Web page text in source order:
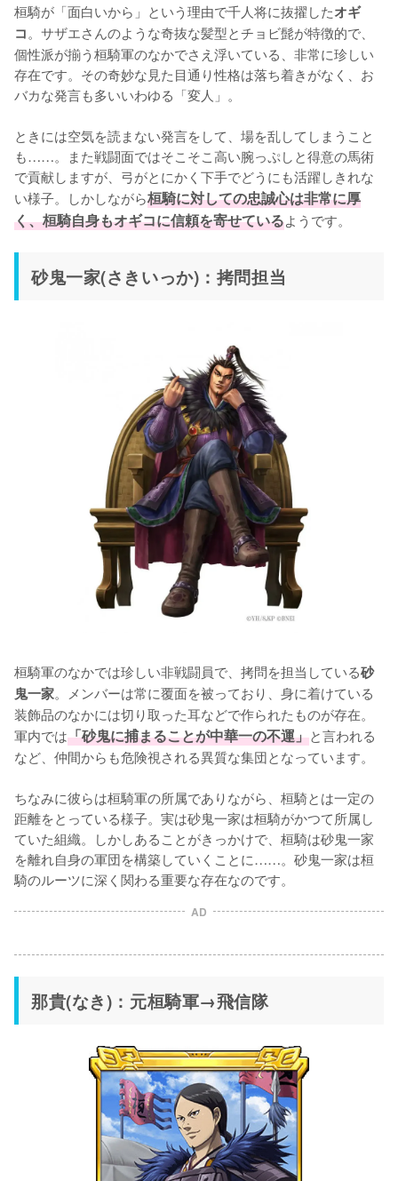
桓騎が「面白いから」という理由で千人将に抜擢したオギ
コ。サザエさんのような奇抜な髪型とチョビ髭が特徴的で、
個性派が揃う桓騎軍のなかでさえ浮いている、非常に珍しい
存在です。その奇妙な見た目通り性格は落ち着きがなく、お
バカな発言も多いいわゆる「変人」。
ときには空気を読まない発言をして、場を乱してしまうこと
も……。また戦闘面ではそこそこ高い腕っぷしと得意の馬術
で貢献しますが、弓がとにかく下手でどうにも活躍しきれな
い様子。しかしながら桓騎に対しての忠誠心は非常に厚
く、桓騎自身もオギコに信頼を寄せているようです。
砂鬼一家(さきいっか)：拷問担当
桓騎軍のなかでは珍しい非戦闘員で、拷問を担当している砂
鬼一家。メンバーは常に覆面を被っており、身に着けている
装飾品のなかには切り取った耳などで作られたものが存在。
軍内では「砂鬼に捕まることが中華一の不運」と言われる
など、仲間からも危険視される異質な集団となっています。
ちなみに彼らは桓騎軍の所属でありながら、桓騎とは一定の
距離をとっている様子。実は砂鬼一家は桓騎がかつて所属し
ていた組織。しかしあることがきっかけで、桓騎は砂鬼一家
を離れ自身の軍団を構築していくことに……。砂鬼一家は桓
騎のルーツに深く関わる重要な存在なのです。
AD
那貴(なき)：元桓騎軍→飛信隊